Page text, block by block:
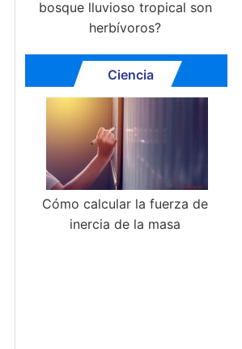
bosque lluvioso tropical son
herbívoros?
Ciencia
Cómo calcular la fuerza de
inercia de la masa